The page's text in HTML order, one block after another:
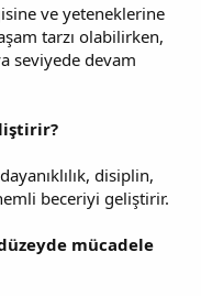
ve yeteneklerine
tarzı olabilirken,
seviyede devam
disiplin,
beceriyi geliştirir.
mücadele